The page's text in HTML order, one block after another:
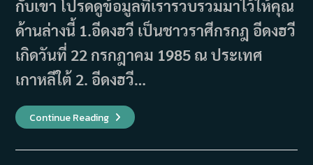
กับเขา โปรดดูข้อมูลที่เรารวบรวมมาไว้ให้คุณ
ด้านล่างนี้ 1.อีดงฮวี เป็นชาวราศีกรกฎ อีดงฮวี
เกิดวันที่ 22 กรกฎาคม 1985 ณ ประเทศ
เกาหลีใต้ 2. อีดงฮวี…
Continue Reading10
เรื่อง
รู้